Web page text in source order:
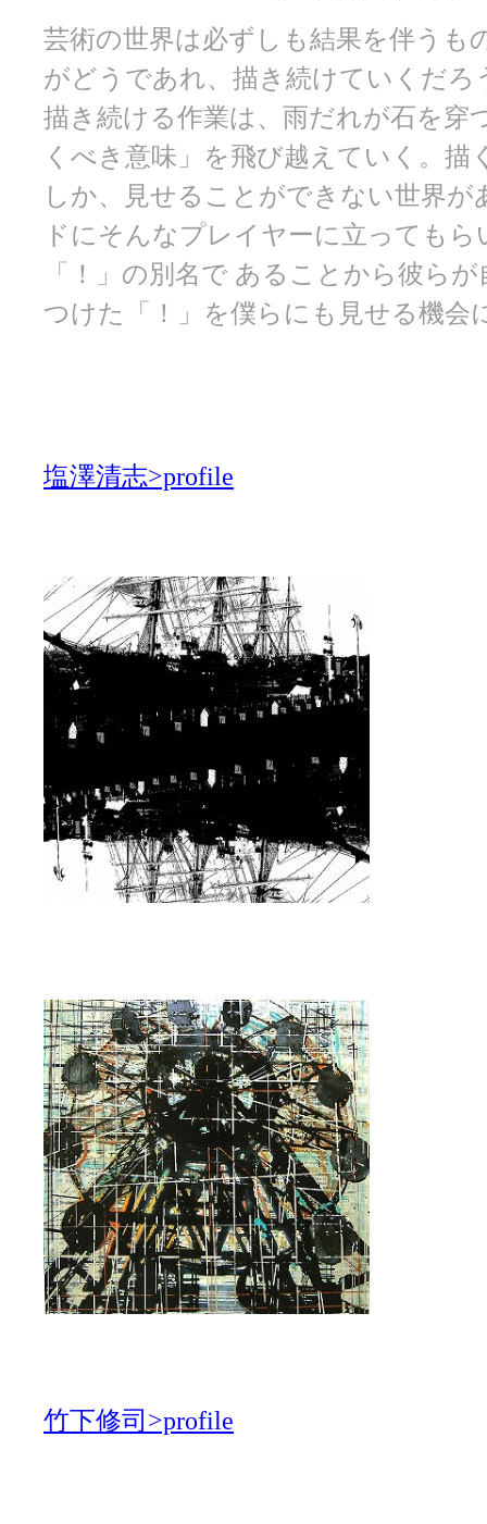
芸術の世界は必ずしも結果を伴うも
がどうであれ、描き続けていくだろ
描き続ける作業は、雨だれが石を穿
くべき意味」を飛び越えていく。
しか、見せることができない世界
ドにそんなプレイヤーに立っても
「！」の別名で あることから彼ら
つけた「！」を僕らにも見せる機会
塩澤清志>profile
竹下修司>profile